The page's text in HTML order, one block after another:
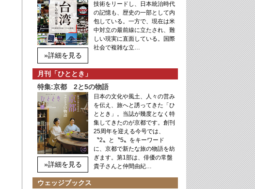
»詳細を見る
技術をリードし、日本統治時代
の記憶も、歴史の一部として内
包している。一方で、現在は米
中対立の最前線に立たされ、難
しい現実に直面している。国際
社会で複雑な立…
月刊「ひととき」
特集:京都 2と5の物語
»詳細を見る
日本の文化や風土、人々の営み
を伝え、旅へと誘ってきた「ひ
ととき」。当誌が幾度となく特
集してきたのが京都です。創刊
25周年を迎える今号では、
〝2〟と〝5〟をキーワード
に、京都で新たな旅の物語を紡
ぎます。第1部は、俳優の常盤
貴子さんと仲間由紀…
ウェッジブックス